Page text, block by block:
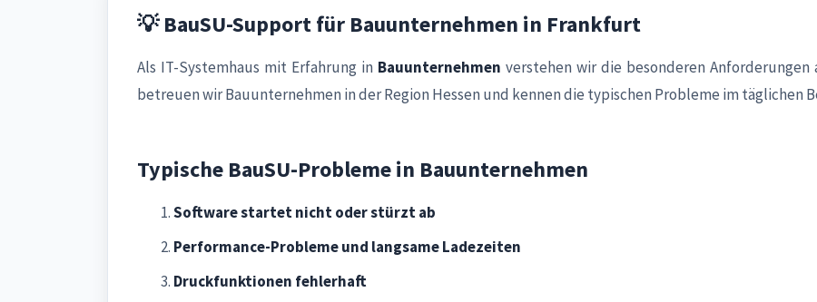
💡 BauSU-Support für Bauunternehmen in Frankfurt
Als IT-Systemhaus mit Erfahrung in Bauunternehmen verstehen wir die besonderen Anforderungen
betreuen wir Bauunternehmen in der Region Hessen und kennen die typischen Probleme im täglichen
Typische BauSU-Probleme in Bauunternehmen
Software startet nicht oder stürzt ab
Performance-Probleme und langsame Ladezeiten
Druckfunktionen fehlerhaft